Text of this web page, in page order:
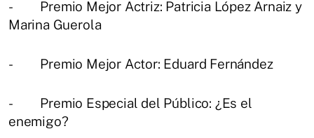
- Premio Mejor Actriz: Patricia López Arnaiz y
Marina Guerola
- Premio Mejor Actor: Eduard Fernández
- Premio Especial del Público: ¿Es el
enemigo?